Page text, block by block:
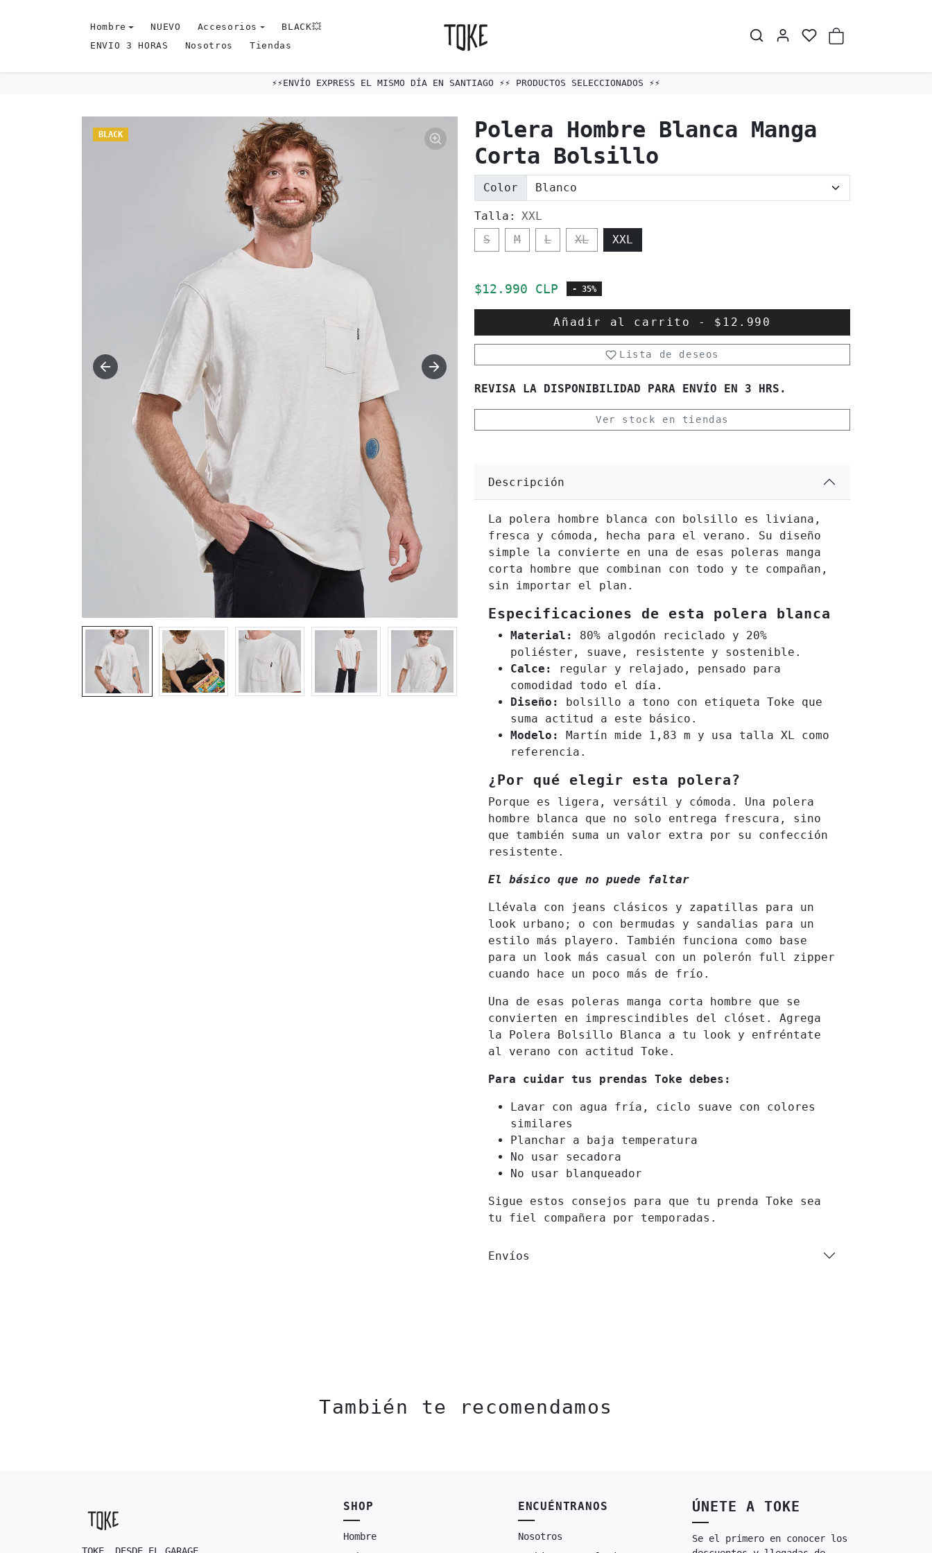
Hombre NUEVO Accesorios
BLACK💥
ENVIO 3 HORAS
Nosotros Tiendas
⚡️⚡️ENVÍO EXPRESS EL MISMO DÍA EN SANTIAGO ⚡️⚡️ PRODUCTOS SELECCIONADOS ⚡️⚡️
BLACK
Polera Hombre Blanca Manga
Corta Bolsillo
Color
Talla:
XXL
S
M L XL XXL
Precio de oferta
$12.990 CLP - 35%
Añadir al carrito - $12.990
Lista de deseos
REVISA LA DISPONIBILIDAD PARA ENVÍO EN 3 HRS.
Ver stock en tiendas
Descripción
La polera hombre blanca con bolsillo es liviana,
fresca y cómoda, hecha para el verano. Su diseño
simple la convierte en una de esas poleras manga
corta hombre que combinan con todo y te compañan,
sin importar el plan.
Especificaciones de esta polera blanca
Material:
80% algodón reciclado y 20%
poliéster, suave, resistente y sostenible.
Calce:
regular y relajado, pensado para
comodidad todo el día.
Diseño: bolsillo a tono con etiqueta Toke que
suma actitud a este básico.
Modelo:
Martín mide 1,83 m y usa talla XL como
referencia.
¿Por qué elegir esta polera?
Porque es ligera, versátil y cómoda. Una polera
hombre blanca que no solo entrega frescura, sino
que también suma un valor extra por su confección
resistente.
El básico que no puede faltar
Llévala con jeans clásicos y zapatillas para un
look urbano; o con bermudas y sandalias para un
estilo más playero. También funciona como base
para un look más casual con un polerón full zipper
cuando hace un poco más de frío.
Una de esas poleras manga corta hombre que se
convierten en imprescindibles del clóset. Agrega
la Polera Bolsillo Blanca a tu look y enfréntate
al verano con actitud Toke.
Para cuidar tus prendas Toke debes:
Lavar con agua fría, ciclo suave con colores
similares
Planchar a baja temperatura
No usar secadora
No usar blanqueador
Sigue estos consejos para que tu prenda Toke sea
tu fiel compañera por temporadas.
Envíos
También te recomendamos
SHOP
Hombre
ENCUÉNTRANOS
Nosotros
ÚNETE A TOKE
Se el primero en conocer los